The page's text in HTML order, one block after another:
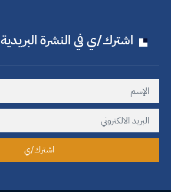
اشترك/ي في النشرة البريدية
اشترك/ي